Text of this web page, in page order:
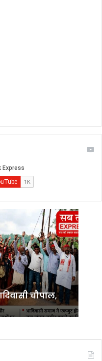
चौपाल,